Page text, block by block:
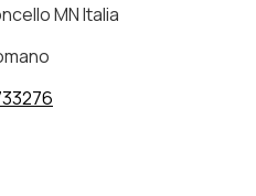
MN Italia